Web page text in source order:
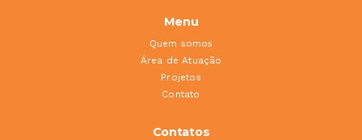
Menu
Quem somos
Área de Atuação
Projetos
Contato
Contatos